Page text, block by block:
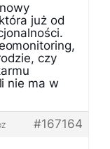
już od
czy
nie ma w
#167164